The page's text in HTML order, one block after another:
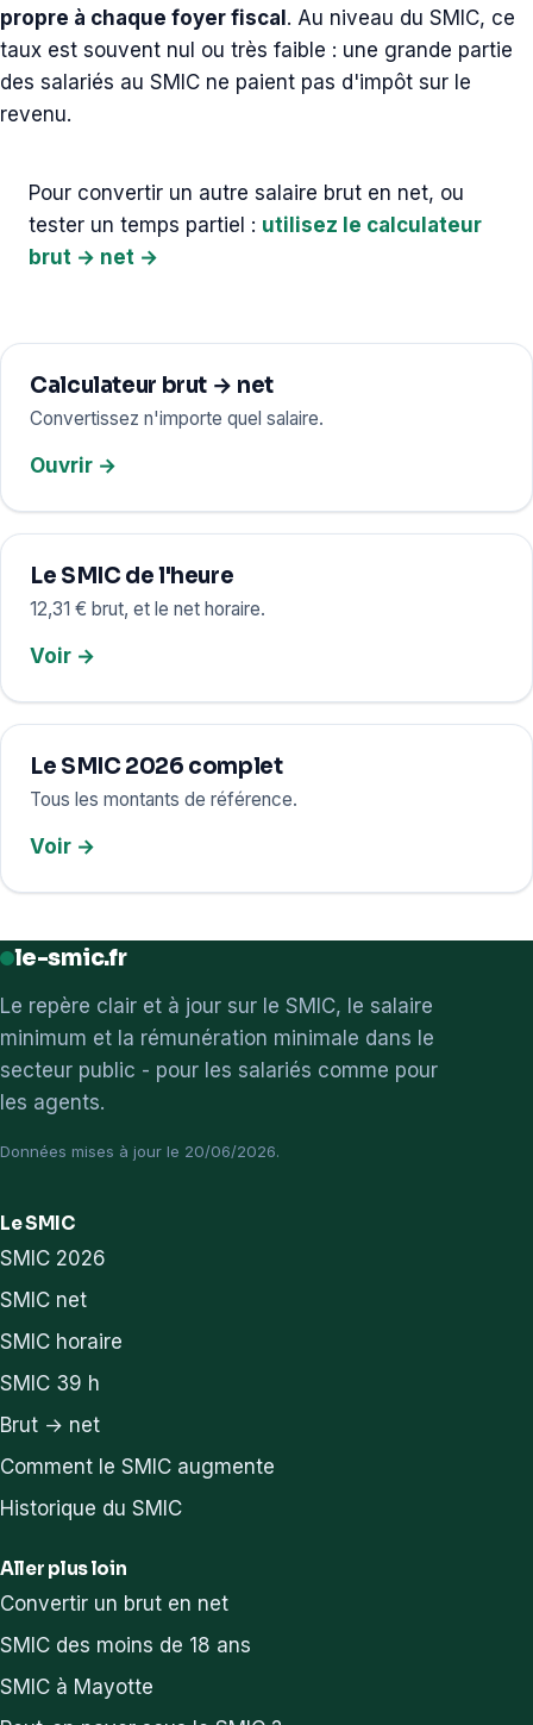
propre à chaque foyer fiscal . Au niveau du SMIC, ce
taux est souvent nul ou très faible : une grande partie
des salariés au SMIC ne paient pas d'impôt sur le
revenu.
Pour convertir un autre salaire brut en net, ou
tester un temps partiel : utilisez le calculateur
brut → net →
Calculateur brut → net
Convertissez n'importe quel salaire.
Ouvrir →
Le SMIC de l'heure
12,31 € brut, et le net horaire.
Voir →
Le SMIC 2026 complet
Tous les montants de référence.
Voir →
le-smic.fr
Le repère clair et à jour sur le SMIC, le salaire
minimum et la rémunération minimale dans le
secteur public - pour les salariés comme pour
les agents.
Données mises à jour le 20/06/2026.
Le SMIC
SMIC 2026
SMIC net
SMIC horaire
SMIC 39 h
Brut → net
Comment le SMIC augmente
Historique du SMIC
Aller plus loin
Convertir un brut en net
SMIC des moins de 18 ans
SMIC à Mayotte